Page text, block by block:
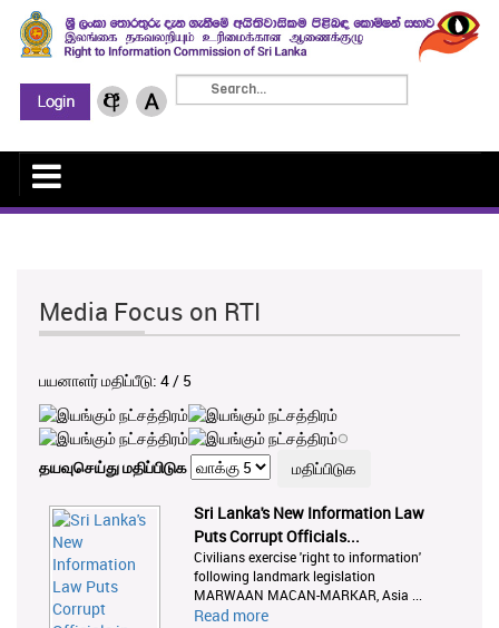
Media Focus on RTI
பயனாளர் மதிப்பீடு: 4 / 5
தயவுசெய்து மதிப்பிடுக
Sri Lanka's New Information Law
Puts Corrupt Officials...
Civilians exercise 'right to information'
following landmark legislation
MARWAAN MACAN-MARKAR, Asia ...
Read more